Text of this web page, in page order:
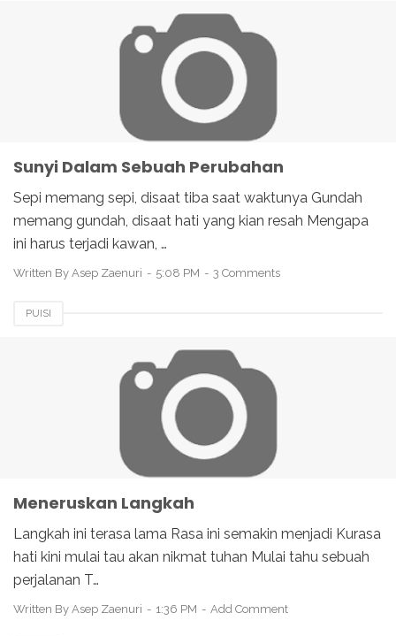
Sunyi Dalam Sebuah Perubahan
Sepi memang sepi, disaat tiba saat waktunya Gundah
memang gundah, disaat hati yang kian resah Mengapa
ini harus terjadi kawan, …
Written By Asep Zaenuri 5:08 PM 3 Comments
PUISI
Meneruskan Langkah
Langkah ini terasa lama Rasa ini semakin menjadi Kurasa
hati kini mulai tau akan nikmat tuhan Mulai tahu sebuah
perjalanan T…
Written By Asep Zaenuri 1:36 PM Add Comment